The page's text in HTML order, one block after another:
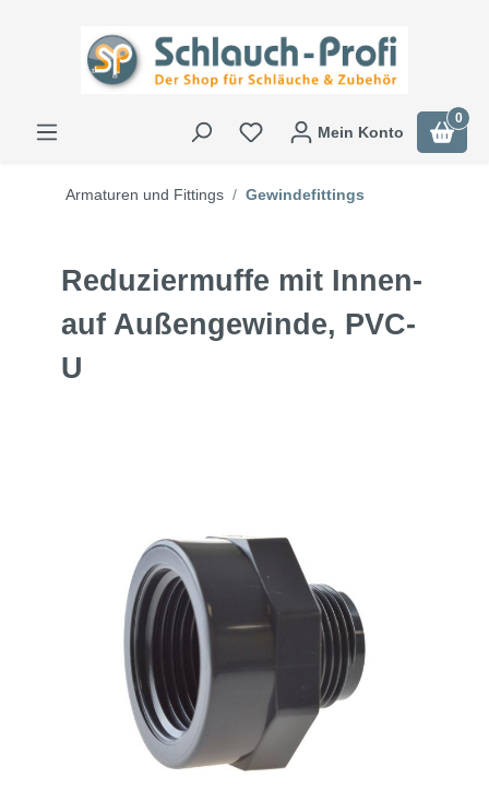
Mein Konto
0
Armaturen und Fittings Gewindefittings
Reduziermuffe mit Innen-
auf Außengewinde, PVC-
U